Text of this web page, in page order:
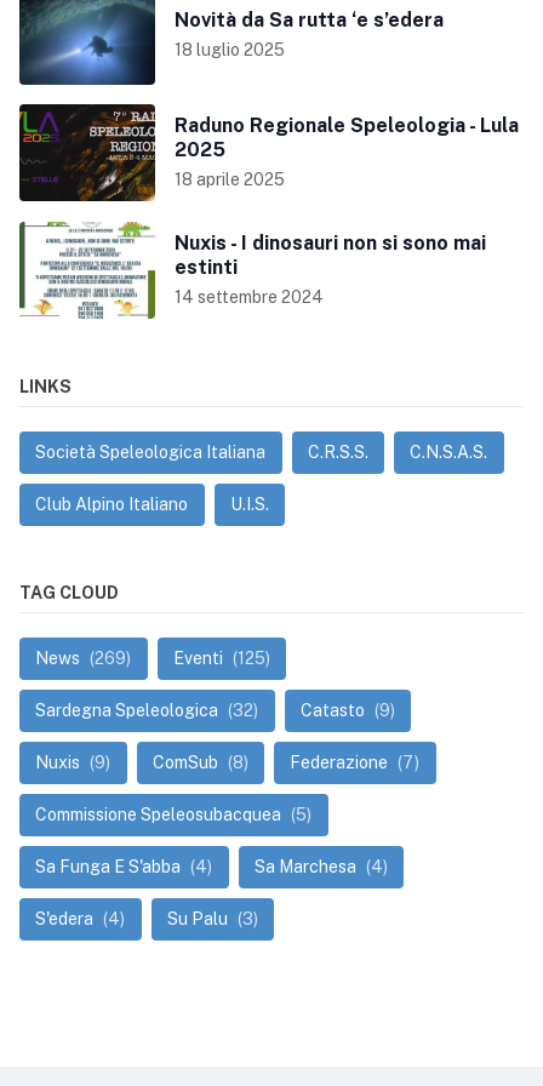
Novità da Sa rutta ‘e s’edera
18 luglio 2025
Raduno Regionale Speleologia - Lula
2025
18 aprile 2025
Nuxis - I dinosauri non si sono mai
estinti
14 settembre 2024
LINKS
Società Speleologica Italiana C.R.S.S. C.N.S.A.S.
Club Alpino Italiano U.I.S.
TAG CLOUD
News (269) Eventi (125)
Sardegna Speleologica (32) Catasto (9)
Nuxis (9) ComSub (8) Federazione (7)
Commissione Speleosubacquea (5)
Sa Funga E S'abba (4) Sa Marchesa (4)
S'edera (4) Su Palu (3)